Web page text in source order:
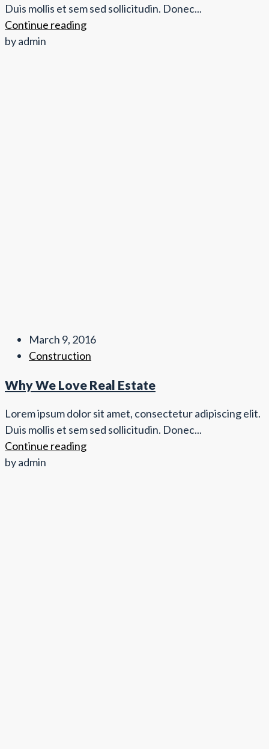
Duis mollis et sem sed sollicitudin. Donec...
Continue reading
by admin
March 9, 2016
Construction
Why We Love Real Estate
Lorem ipsum dolor sit amet, consectetur adipiscing elit.
Duis mollis et sem sed sollicitudin. Donec...
Continue reading
by admin